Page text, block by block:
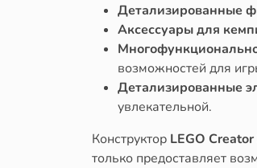
Детализированные
Аксессуары для
возможностей для
Детализированные
увлекательной.
Конструктор LEGO
только предоставляет